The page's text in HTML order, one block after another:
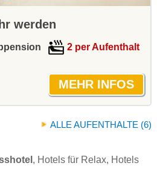
werden
2 per Aufenthalt
ALLE AUFENTHALTE (6)
, Hotels für Relax, Hotels